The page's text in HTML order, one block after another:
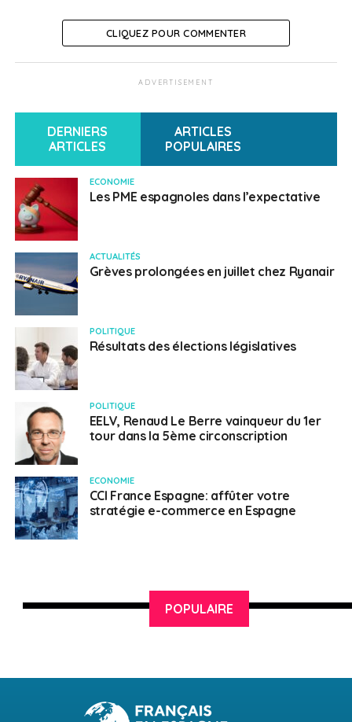
CLIQUEZ POUR COMMENTER
ADVERTISEMENT
DERNIERS
ARTICLES
ARTICLES
POPULAIRES
ECONOMIE
Les PME espagnoles dans l’expectative
ACTUALITÉS
Grèves prolongées en juillet chez Ryanair
POLITIQUE
Résultats des élections législatives
POLITIQUE
EELV, Renaud Le Berre vainqueur du 1er
tour dans la 5ème circonscription
ECONOMIE
CCI France Espagne: affûter votre
stratégie e-commerce en Espagne
POPULAIRE